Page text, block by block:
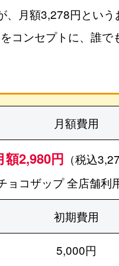
、月額3,278円とい
コンセプトに、誰で
月額費用
額2,980円 （税込
ョコザップ 全店舗利
初期費用
5,000円